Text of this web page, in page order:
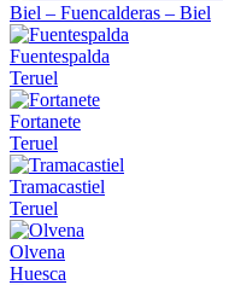
Biel – Fuencalderas – Biel
Fuentespalda
Teruel
Fortanete
Teruel
Tramacastiel
Teruel
Olvena
Huesca